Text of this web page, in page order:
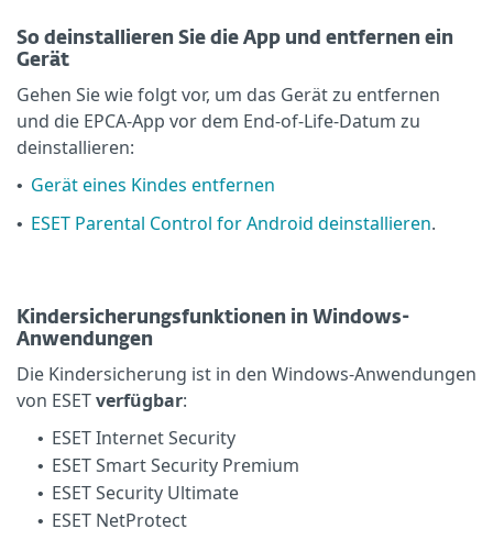
So deinstallieren Sie die App und entfernen ein
Gerät
Gehen Sie wie folgt vor, um das Gerät zu entfernen
und die EPCA-App vor dem End-of-Life-Datum zu
deinstallieren:
• Gerät eines Kindes entfernen
• ESET Parental Control for Android deinstallieren.
Kindersicherungsfunktionen in Windows-
Anwendungen
Die Kindersicherung ist in den Windows-Anwendungen
von ESETverfügbar:
• ESET Internet Security
• ESET Smart Security Premium
• ESET Security Ultimate
• ESET NetProtect